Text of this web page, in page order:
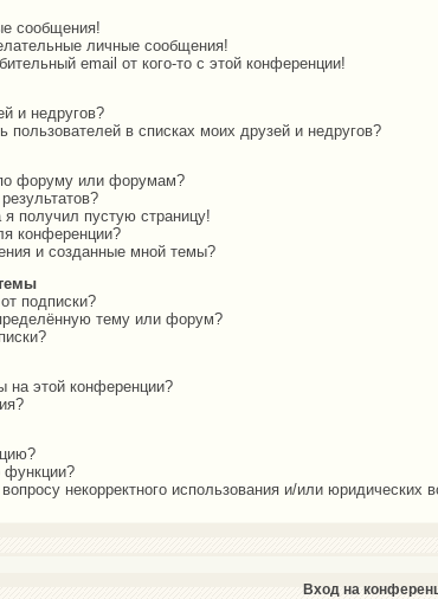
сообщения!
личные сообщения!
email от кого-то с этой конференции!
и недругов?
пользователей в списках моих друзей и недругов?
форуму или форумам?
я получил пустую страницу!
конференции?
и созданные мной темы?
подписки?
тему или форум?
на этой конференции?
функции?
некорректного использования и/или юридических
Вход на